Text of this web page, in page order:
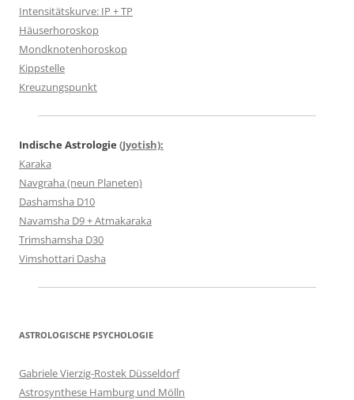
Intensitätskurve: IP + TP
Häuserhoroskop
Mondknotenhoroskop
Kippstelle
Kreuzungspunkt
Indische Astrologie (Jyotish):
Karaka
Navgraha (neun Planeten)
Dashamsha D10
Navamsha D9 + Atmakaraka
Trimshamsha D30
Vimshottari Dasha
ASTROLOGISCHE PSYCHOLOGIE
Gabriele Vierzig-Rostek Düsseldorf
Astrosynthese Hamburg und Mölln